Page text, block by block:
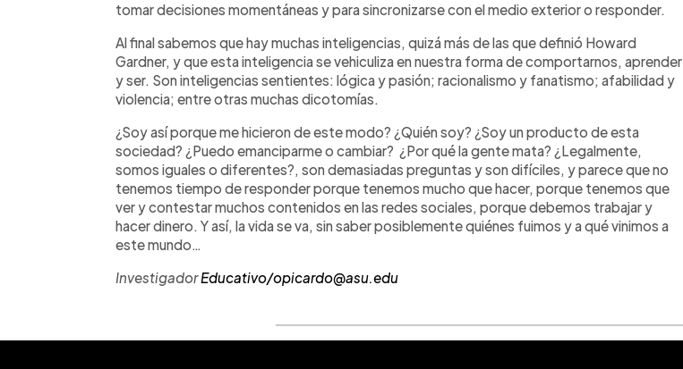
tomar decisiones momentáneas y para sincronizarse con el medio exterior o responder.
Al final sabemos que hay muchas inteligencias, quizá más de las que definió Howard
Gardner, y que esta inteligencia se vehiculiza en nuestra forma de comportarnos, aprender
y ser. Son inteligencias sentientes: lógica y pasión; racionalismo y fanatismo; afabilidad y
violencia; entre otras muchas dicotomías.
¿Soy así porque me hicieron de este modo? ¿Quién soy? ¿Soy un producto de esta
sociedad? ¿Puedo emanciparme o cambiar? ¿Por qué la gente mata? ¿Legalmente,
somos iguales o diferentes?, son demasiadas preguntas y son difíciles, y parece que no
tenemos tiempo de responder porque tenemos mucho que hacer, porque tenemos que
ver y contestar muchos contenidos en las redes sociales, porque debemos trabajar y
hacer dinero. Y así, la vida se va, sin saber posiblemente quiénes fuimos y a qué vinimos a
este mundo…
InvestigadorEducativo/opicardo@asu.edu